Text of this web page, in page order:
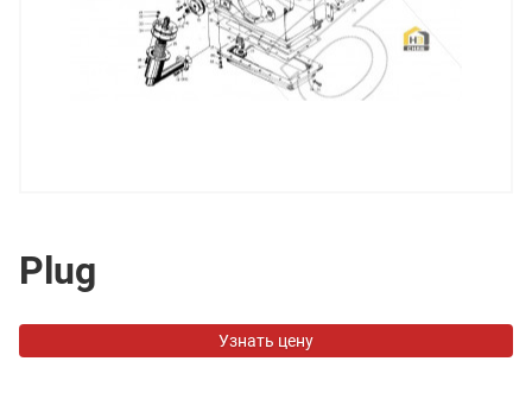
Plug
Узнать цену